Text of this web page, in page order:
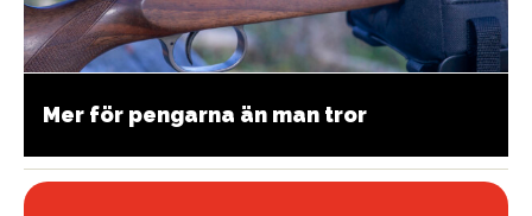
Mer för pengarna än man tror